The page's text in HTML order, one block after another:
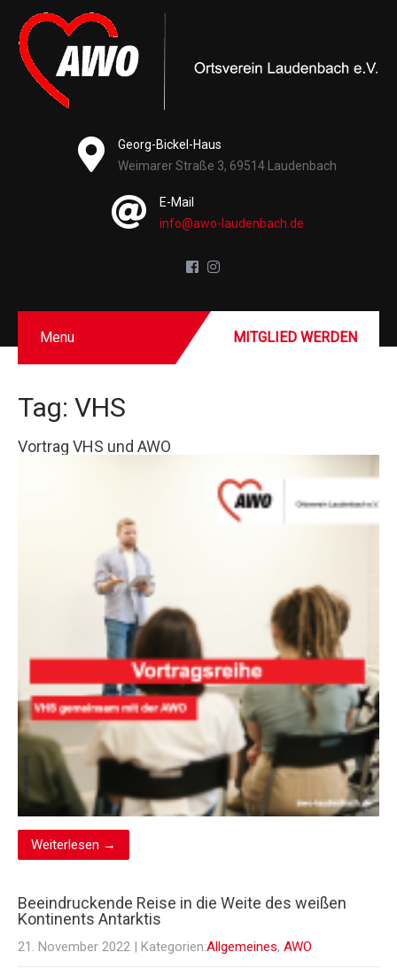
Georg-Bickel-Haus
Weimarer Straße 3, 69514 Laudenbach
E-Mail
info@awo-laudenbach.de
Menu MITGLIED WERDEN
Tag: VHS
Vortrag VHS und AWO
Weiterlesen →
Beeindruckende Reise in die Weite des weißen
Kontinents Antarktis
21. November 2022 | Kategorien:Allgemeines, AWO